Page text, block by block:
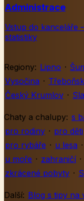
Administrace
Vstup do kanceláře
statistiky
Regiony: Lipno ·
Vysočina ·
Český Krumlov ·
Chaty a chalupy: s
pro rodiny · pro děti
pro rybáře · u lesa ·
u moře · zahraničí ·
zkrácené pobyty ·
Další: Blog s tipy na